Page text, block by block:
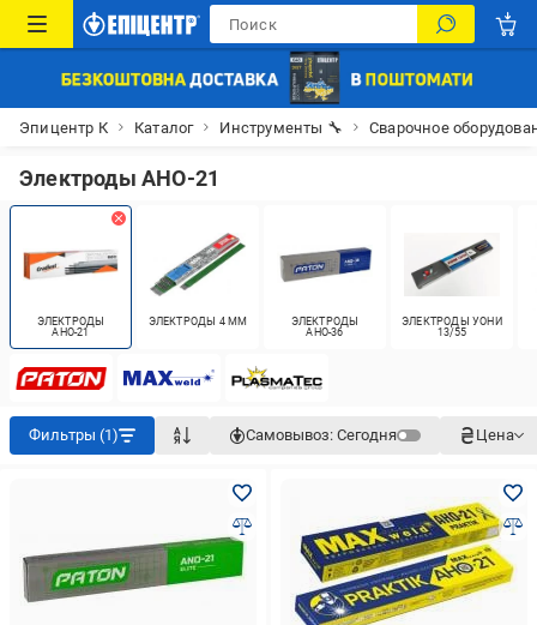
Эпицентр К Каталог Инструменты 🔧 Сварочное
Электроды АНО-21
ЭЛЕКТРОДЫ
АНО-21
ЭЛЕКТРОДЫ 4 ММ
ЭЛЕКТРОДЫ
АНО-36
ЭЛЕКТРОДЫ УОНИ
13/55
Фильтры (1) Самовывоз: Сегодня Цена